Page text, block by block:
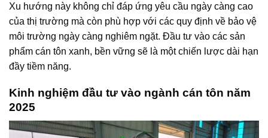
Xu hướng này không chỉ đáp ứng yêu cầu ngày càng cao
của thị trường mà còn phù hợp với các quy định về bảo vệ
môi trường ngày càng nghiêm ngặt. Đầu tư vào các sản
phẩm cán tôn xanh, bền vững sẽ là một chiến lược dài hạn
đầy tiềm năng.
Kinh nghiệm đầu tư vào ngành cán tôn năm
2025